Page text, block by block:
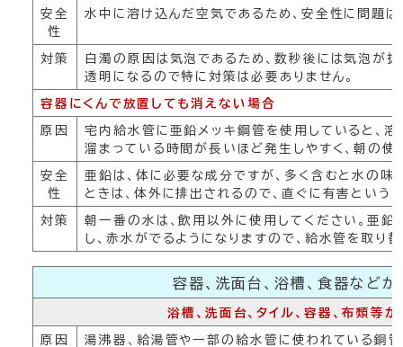
安全
性
水中に溶け込んだ空気であるため、安全性に問題は
対策
白濁の原因は気泡であるため、数秒後には気泡が
透明になるので特に対策は必要ありません。
容器にくんで放置しても消えない場合
原因
宅内給水管に亜鉛メッキ鋼管を使用していると、溶
溜まっている時間が長いほど発生しやすく、朝の使
安全
性
亜鉛は、体に必要な成分ですが、多く含むと水の味
ときは、体外に排出されるので、直ぐに有害という
対策
朝一番の水は、飲用以外に使用してください。亜
し、赤水がでるようになりますので、給水管を取り
容器、洗面台、浴槽、食器など
浴槽、洗面台、タイル、容器、布類等
原因
湯沸器、給湯管や一部の給水管に使われている銅